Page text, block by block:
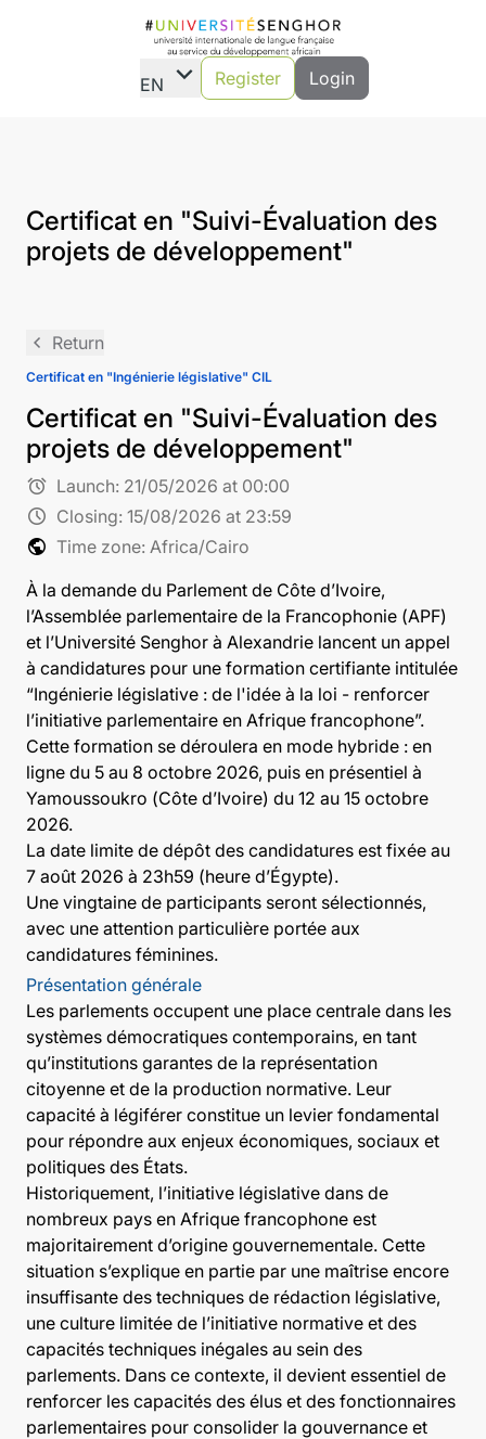
EN expand_more Register Login
Certificat en "Suivi-Évaluation des
projets de développement"
navigate_before Return
Certificat en "Ingénierie législative" CIL
Certificat en "Suivi-Évaluation des
projets de développement"
alarm Launch: 21/05/2026 at 00:00
schedule Closing: 15/08/2026 at 23:59
public Time zone: Africa/Cairo
À la demande du Parlement de Côte d’Ivoire,
l’Assemblée parlementaire de la Francophonie (APF)
et l’Université Senghor à Alexandrie lancent un appel
à candidatures pour une formation certifiante intitulée
“Ingénierie législative : de l'idée à la loi - renforcer
l’initiative parlementaire en Afrique francophone”.
Cette formation se déroulera en mode hybride : en
ligne du 5 au 8 octobre 2026, puis en présentiel à
Yamoussoukro (Côte d’Ivoire) du 12 au 15 octobre
2026.
La date limite de dépôt des candidatures est fixée au
7 août 2026 à 23h59 (heure d’Égypte).
Une vingtaine de participants seront sélectionnés,
avec une attention particulière portée aux
candidatures féminines.
Présentation générale
Les parlements occupent une place centrale dans les
systèmes démocratiques contemporains, en tant
qu’institutions garantes de la représentation
citoyenne et de la production normative. Leur
capacité à légiférer constitue un levier fondamental
pour répondre aux enjeux économiques, sociaux et
politiques des États.
Historiquement, l’initiative législative dans de
nombreux pays en Afrique francophone est
majoritairement d’origine gouvernementale. Cette
situation s’explique en partie par une maîtrise encore
insuffisante des techniques de rédaction législative,
une culture limitée de l’initiative normative et des
capacités techniques inégales au sein des
parlements. Dans ce contexte, il devient essentiel de
renforcer les capacités des élus et des fonctionnaires
parlementaires pour consolider la gouvernance et